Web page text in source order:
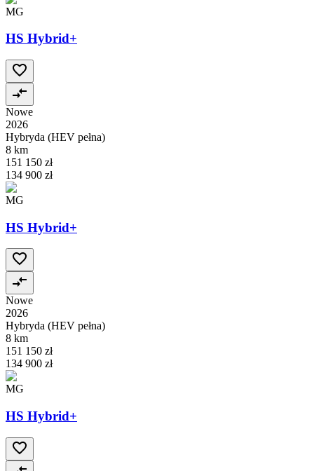
MG
HS Hybrid+
Nowe
2026
Hybryda (HEV pełna)
8 km
151 150 zł
134 900 zł
MG
HS Hybrid+
Nowe
2026
Hybryda (HEV pełna)
8 km
151 150 zł
134 900 zł
MG
HS Hybrid+